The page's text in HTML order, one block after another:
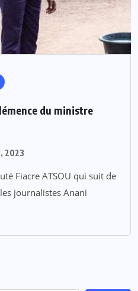
du ministre
2023
Fiacre ATSOU qui suit de
journalistes Anani